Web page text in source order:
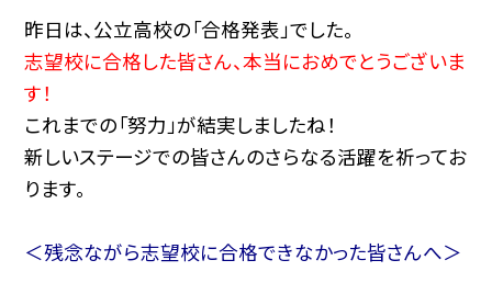
昨日は、公立高校の「合格発表」でした。
志望校に合格した皆さん、本当におめでとうございま
す！
これまでの「努力」が結実しましたね！
新しいステージでの皆さんのさらなる活躍を祈ってお
ります。
＜残念ながら志望校に合格できなかった皆さんへ＞